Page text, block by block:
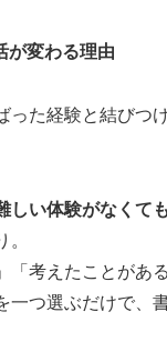
が変わる理由
った経験と結びつ
しい体験がなくて
。
「考えたことがある
一つ選ぶだけで、